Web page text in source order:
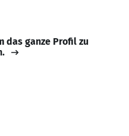
das ganze Profil zu